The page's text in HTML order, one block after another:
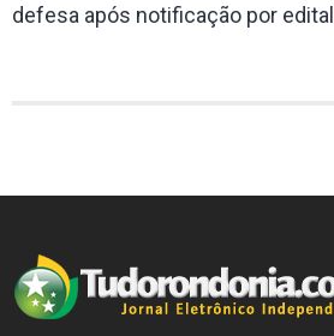
defesa após notificação por edital